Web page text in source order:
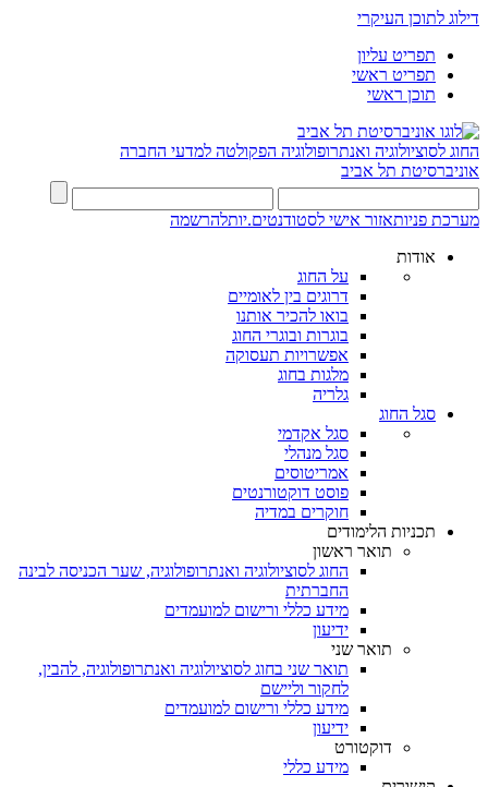
דילוג לתוכן העיקרי
תפריט עליון
תפריט ראשי
תוכן ראשי
החוג לסוציולוגיה ואנתרופולוגיה הפקולטה למדעי החברה
אוניברסיטת תל אביב
מערכת פניותאזור אישי לסטודנטים.יותלהרשמה
אודות
על החוג
דרוגים בין לאומיים
בואו להכיר אותנו
בוגרות ובוגרי החוג
אפשרויות תעסוקה
מלגות בחוג
גלריה
סגל החוג
סגל אקדמי
סגל מנהלי
אמריטוסים
פוסט דוקטורנטים
חוקרים במדיה
תכניות הלימודים
תואר ראשון
החוג לסוציולוגיה ואנתרופולוגיה, שער הכניסה לבינה
החברתית
מידע כללי ורישום למועמדים
ידיעון
תואר שני
תואר שני בחוג לסוציולוגיה ואנתרופולוגיה, להבין,
לחקור וליישם
מידע כללי ורישום למועמדים
ידיעון
דוקטורט
מידע כללי